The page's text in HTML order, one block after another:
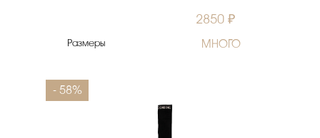
2850 ₽
Размеры МНОГО
- 58%